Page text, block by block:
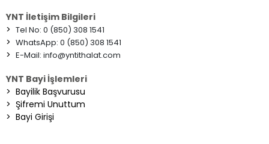
YNT İletişim Bilgileri
> Tel No: 0 (850) 308 1541
> WhatsApp: 0 (850) 308 1541
> E-Mail: info@yntithalat.com
YNT Bayi İşlemleri
> Bayilik Başvurusu
> Şifremi Unuttum
> Bayi Girişi